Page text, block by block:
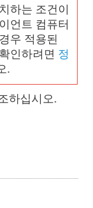
하는 조건이
언트 컴퓨터
우 적용된
인하려면 정
.
하십시오.